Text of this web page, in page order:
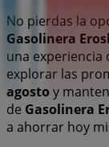
No pierdas la
Gasolinera
una experiencia
explorar las
agosto y
de Gasolinera
a ahorrar hoy